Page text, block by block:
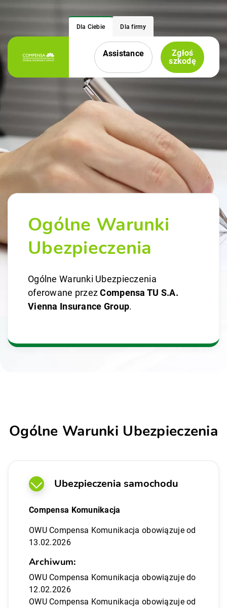
Dla Ciebie Dla firmy
Menu nawigacyjne
Assistance
Zgłoś
szkodę
Ogólne Warunki
Ubezpieczenia
Ogólne Warunki Ubezpieczenia
oferowane przezCompensa TU S.A.
Vienna Insurance Group.
Ogólne Warunki Ubezpieczenia
Ubezpieczenia samochodu
Compensa Komunikacja
OWU Compensa Komunikacja obowiązuje od
13.02.2026
Archiwum:
OWU Compensa Komunikacja obowiązuje do
12.02.2026
OWU Compensa Komunikacja obowiązuje od